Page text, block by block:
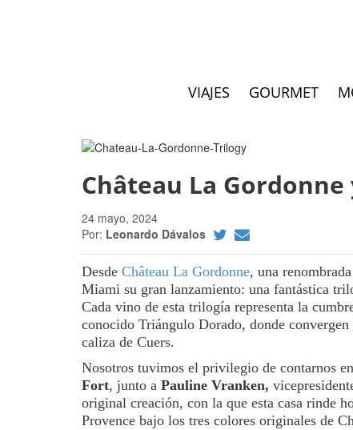
VIAJES GOURMET
Château La
24 mayo, 2024
Por: Leonardo Dávalos
Desde Château La Gordonne, una
Miami su gran lanzamiento: una fantástica
Cada vino de esta trilogía representa la
conocido Triángulo Dorado, donde
caliza de Cuers.
Nosotros tuvimos el privilegio de contarnos
Fort, junto a Pauline Vranken,
original creación, con la que esta casa rinde
Provence bajo los tres colores originales de